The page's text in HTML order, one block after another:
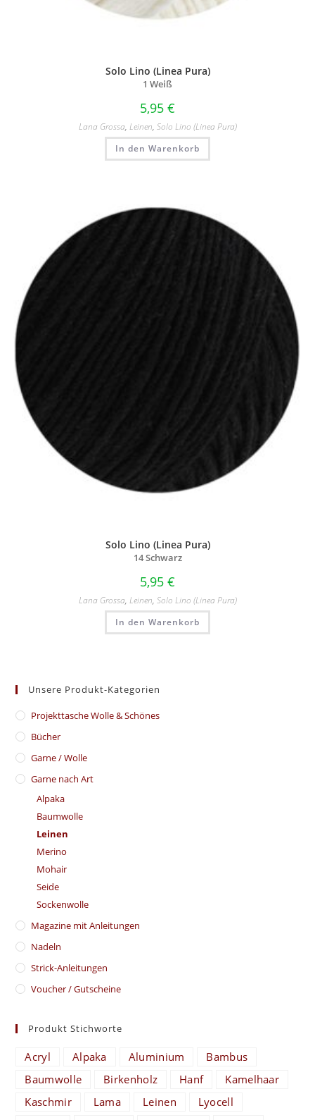
Solo Lino (Linea Pura)
1 Weiß
5,95 €
Lana Grossa, Leinen, Solo Lino (Linea Pura)
In den Warenkorb
Solo Lino (Linea Pura)
14 Schwarz
5,95 €
Lana Grossa, Leinen, Solo Lino (Linea Pura)
In den Warenkorb
Unsere Produkt-Kategorien
​Projekttasche Wolle & Schönes
Bücher
Garne / Wolle
Garne nach Art
Alpaka
Baumwolle
Leinen
Merino
Mohair
Seide
Sockenwolle
Magazine mit Anleitungen
Nadeln
Strick-Anleitungen
Voucher / Gutscheine
Produkt Stichworte
Acryl Alpaka Aluminium
Bambus
Baumwolle
Birkenholz Hanf
Kamelhaar
Kaschmir
Lama Leinen
Lyocell